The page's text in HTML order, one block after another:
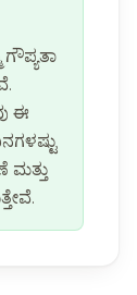
ಗೌಪ್ಯತಾ
ಈ
ಮತ್ತು